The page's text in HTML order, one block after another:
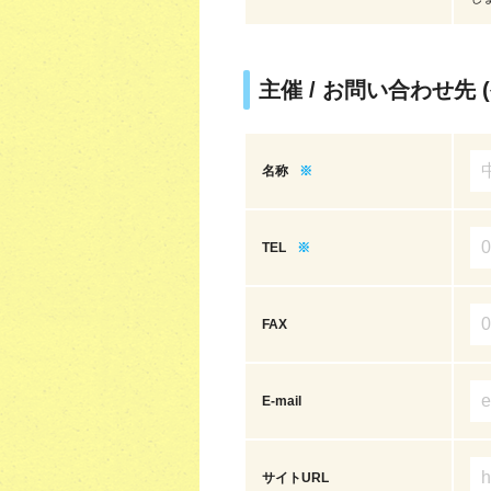
主催 / お問い合わせ先
名称 ※
TEL ※
FAX
E-mail
サイトURL